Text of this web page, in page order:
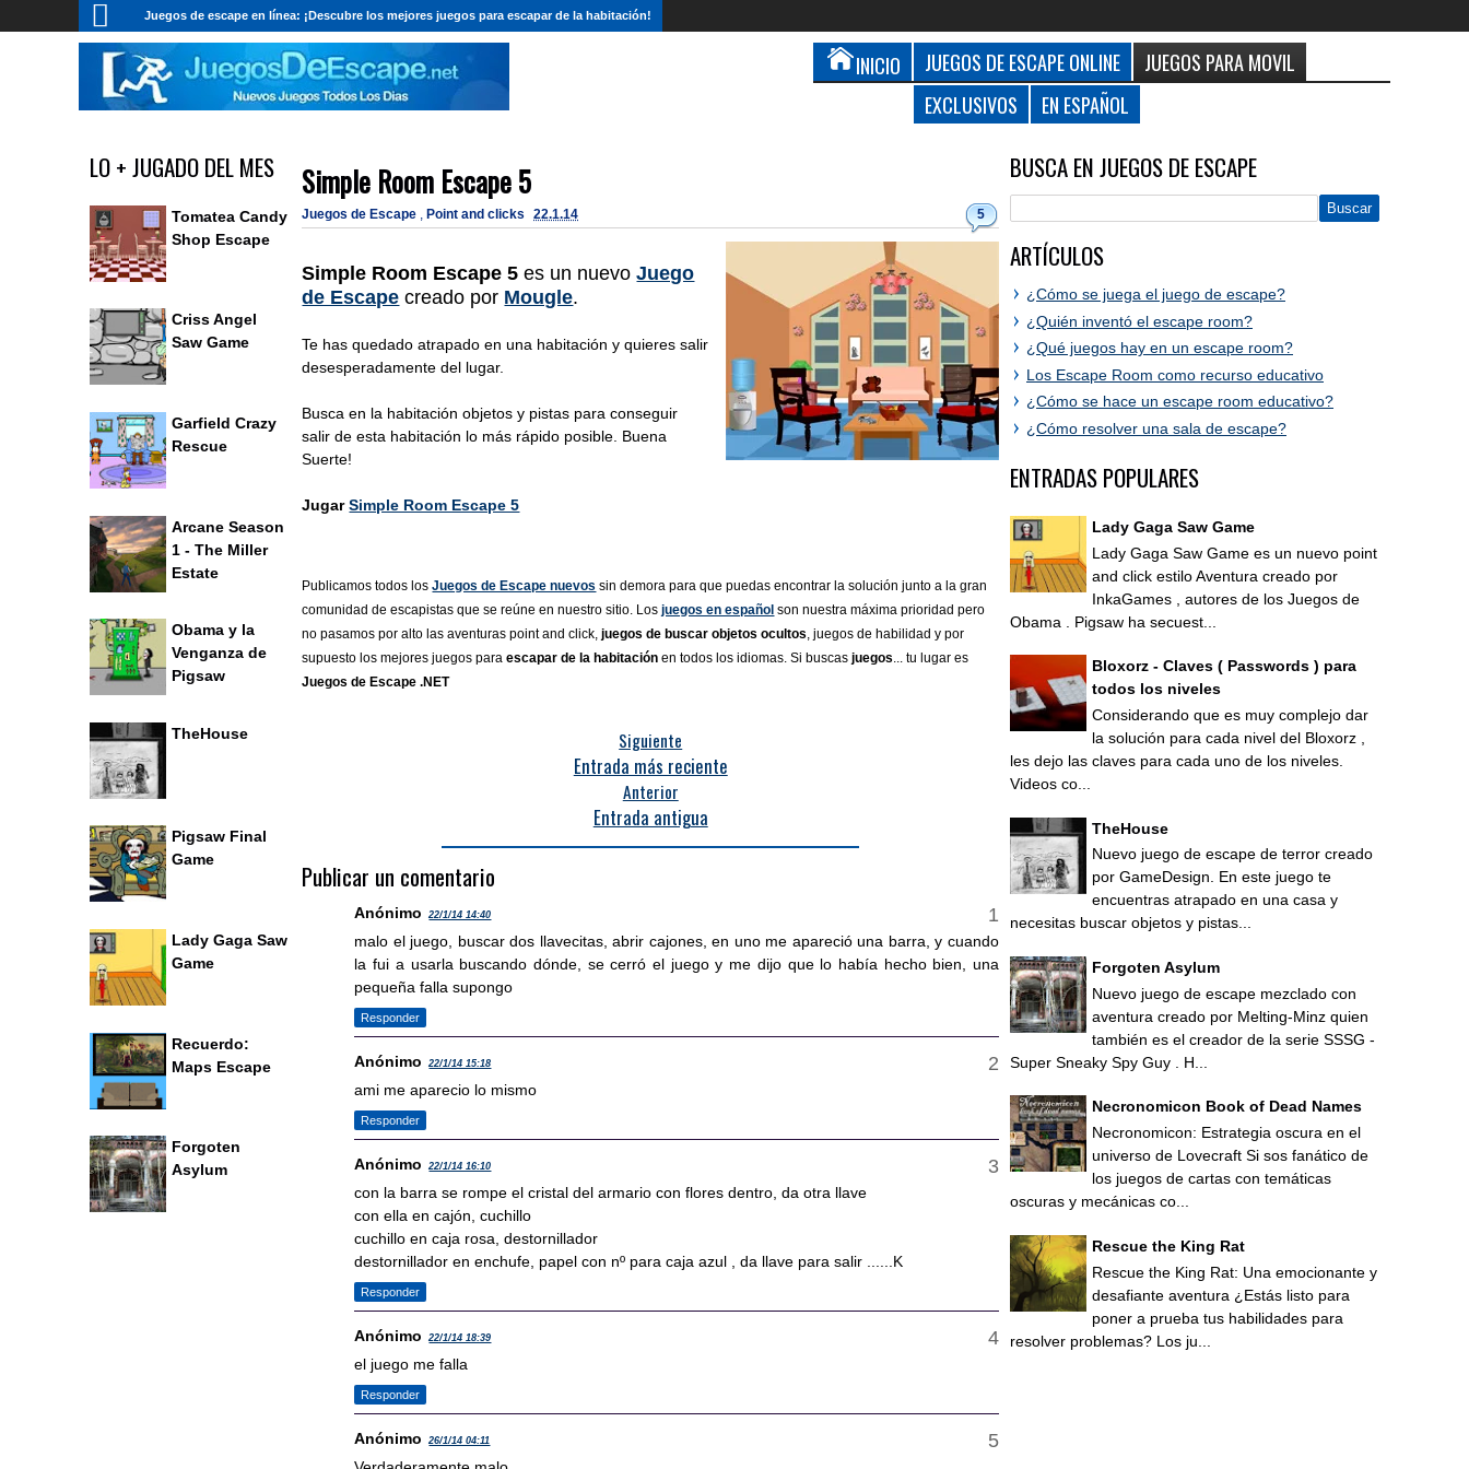
Juegos de escape en línea: ¡Descubre los mejores juegos para escapar de la habitación!
INICIO JUEGOS DE ESCAPE ONLINE
JUEGOS PARA MOVIL
EXCLUSIVOS
EN ESPAÑOL
Simple Room Escape 5
5
Juegos de Escape , Point and clicks 22.1.14
Simple Room Escape 5 es un nuevoJuego
de Escape creado por Mougle.
Te has quedado atrapado en una habitación y quieres salir
desesperadamente del lugar.
Busca en la habitación objetos y pistas para conseguir
salir de esta habitación lo más rápido posible. Buena
Suerte!
JugarSimple Room Escape 5
Publicamos todos losJuegos de Escape nuevos sin demora para que puedas encontrar la solución junto a la gran
comunidad de escapistas que se reúne en nuestro sitio. Losjuegos en español son nuestra máxima prioridad pero
no pasamos por alto las aventuras point and click,juegos de buscar objetos ocultos, juegos de habilidad y por
supuesto los mejores juegos paraescapar de la habitación en todos los idiomas. Si buscasjuegos... tu lugar es
Juegos de Escape .NET
Siguiente
Entrada más reciente
Anterior
Entrada antigua
Publicar un comentario
Anónimo 22/1/14 14:40
malo el juego, buscar dos llavecitas, abrir cajones, en uno me apareció una barra, y cuando
la fui a usarla buscando dónde, se cerró el juego y me dijo que lo había hecho bien, una
pequeña falla supongo
Responder
Anónimo 22/1/14 15:18
ami me aparecio lo mismo
Responder
Anónimo 22/1/14 16:10
con la barra se rompe el cristal del armario con flores dentro, da otra llave
con ella en cajón, cuchillo
cuchillo en caja rosa, destornillador
destornillador en enchufe, papel con nº para caja azul , da llave para salir ......K
Responder
Anónimo 22/1/14 18:39
el juego me falla
Responder
Anónimo 26/1/14 04:11
LO + JUGADO DEL MES
Tomatea Candy
Shop Escape
Criss Angel
Saw Game
Garfield Crazy
Rescue
Arcane Season
1 - The Miller
Estate
Obama y la
Venganza de
Pigsaw
TheHouse
Pigsaw Final
Game
Lady Gaga Saw
Game
Recuerdo:
Maps Escape
Forgoten
Asylum
BUSCA EN JUEGOS DE ESCAPE
ARTÍCULOS
¿Cómo se juega el juego de escape?
¿Quién inventó el escape room?
¿Qué juegos hay en un escape room?
Los Escape Room como recurso educativo
¿Cómo se hace un escape room educativo?
¿Cómo resolver una sala de escape?
ENTRADAS POPULARES
Lady Gaga Saw Game
Lady Gaga Saw Game es un nuevo point
and click estilo Aventura creado por
InkaGames , autores de los Juegos de
Obama . Pigsaw ha secuest...
Bloxorz - Claves ( Passwords ) para
todos los niveles
Considerando que es muy complejo dar
la solución para cada nivel del Bloxorz ,
les dejo las claves para cada uno de los niveles.
Videos co...
TheHouse
Nuevo juego de escape de terror creado
por GameDesign. En este juego te
encuentras atrapado en una casa y
necesitas buscar objetos y pistas...
Forgoten Asylum
Nuevo juego de escape mezclado con
aventura creado por Melting-Minz quien
también es el creador de la serie SSSG -
Super Sneaky Spy Guy . H...
Necronomicon Book of Dead Names
Necronomicon: Estrategia oscura en el
universo de Lovecraft Si sos fanático de
los juegos de cartas con temáticas
oscuras y mecánicas co...
Rescue the King Rat
Rescue the King Rat: Una emocionante y
desafiante aventura ¿Estás listo para
poner a prueba tus habilidades para
resolver problemas? Los ju...